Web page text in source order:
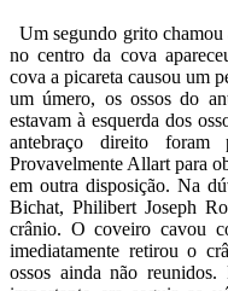
Um segundo grito chamou
no centro da cova
cova a picareta causou um
um úmero, os ossos do
estavam à esquerda dos
antebraço direito
Provavelmente Allart para
em outra disposição. Na
Bichat, Philibert Joseph
crânio. O coveiro cavou
imediatamente retirou o
ossos ainda não